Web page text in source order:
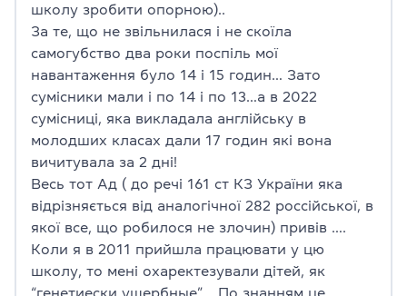
школу зробити опорною)..
За те, що не звільнилася і не скоїла
самогубство два роки поспіль мої
навантаження було 14 і 15 годин… Зато
сумісники мали і по 14 і по 13…а в 2022
сумісниці, яка викладала англійську в
молодших класах дали 17 годин які вона
вичитувала за 2 дні!
Весь тот Ад ( до речі 161 ст КЗ України яка
відрізняється від аналогічної 282 россійської, в
якої все, що робилося не злочин) привів ….
Коли я в 2011 прийшла працювати у цю
школу, то мені охаректезували дітей, як
“генетиески ущербные”… По знанням це